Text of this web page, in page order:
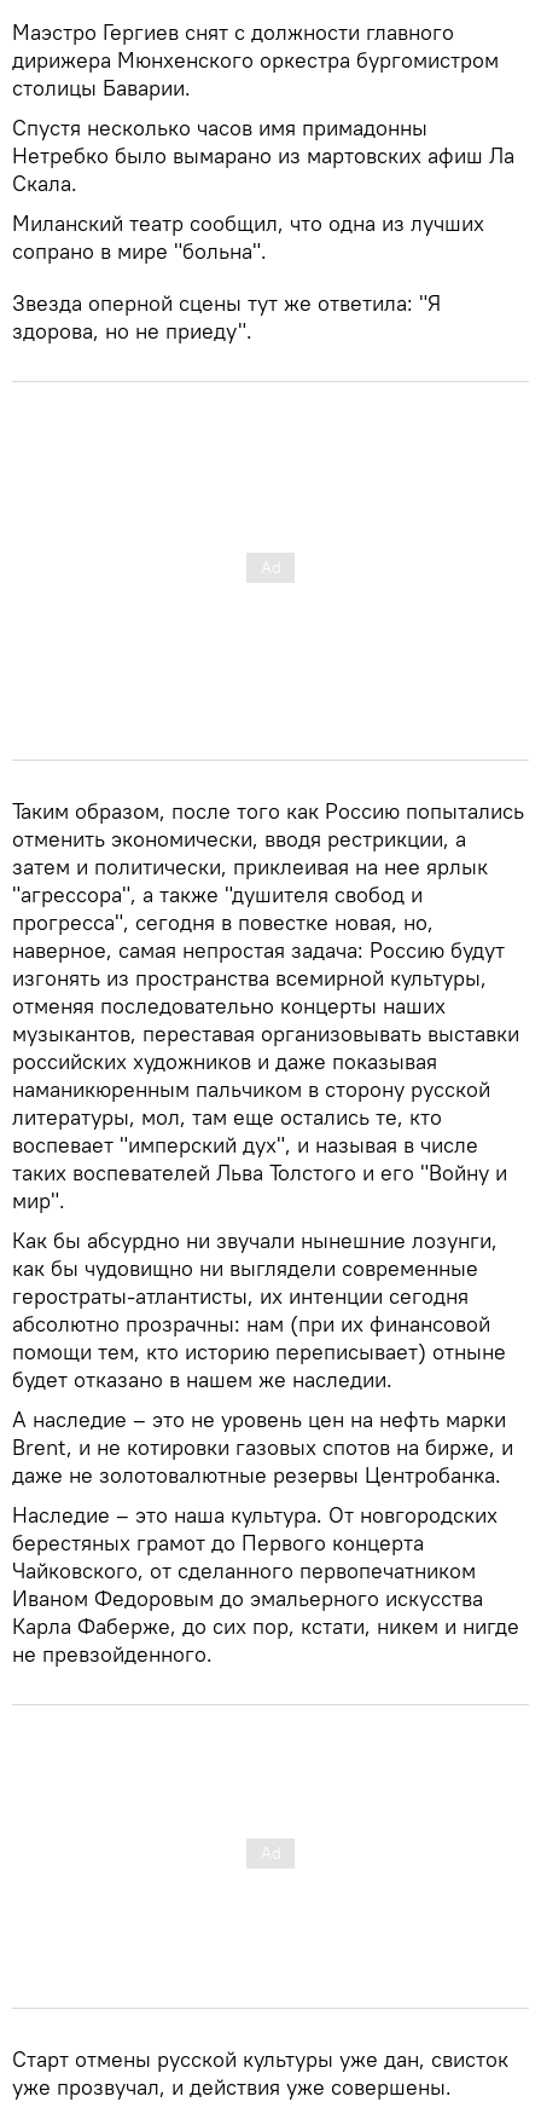
Маэстро Гергиев снят с должности главного
дирижера Мюнхенского оркестра бургомистром
столицы Баварии.
Спустя несколько часов имя примадонны
Нетребко было вымарано из мартовских афиш Ла
Скала.
Миланский театр сообщил, что одна из лучших
сопрано в мире "больна".
Звезда оперной сцены тут же ответила: "Я
здорова, но не приеду".
Таким образом, после того как Россию попытались
отменить экономически, вводя рестрикции, а
затем и политически, приклеивая на нее ярлык
"агрессора", а также "душителя свобод и
прогресса", сегодня в повестке новая, но,
наверное, самая непростая задача: Россию будут
изгонять из пространства всемирной культуры,
отменяя последовательно концерты наших
музыкантов, переставая организовывать выставки
российских художников и даже показывая
наманикюренным пальчиком в сторону русской
литературы, мол, там еще остались те, кто
воспевает "имперский дух", и называя в числе
таких воспевателей Льва Толстого и его "Войну и
мир".
Как бы абсурдно ни звучали нынешние лозунги,
как бы чудовищно ни выглядели современные
геростраты-атлантисты, их интенции сегодня
абсолютно прозрачны: нам (при их финансовой
помощи тем, кто историю переписывает) отныне
будет отказано в нашем же наследии.
А наследие – это не уровень цен на нефть марки
Brent, и не котировки газовых спотов на бирже, и
даже не золотовалютные резервы Центробанка.
Наследие – это наша культура. От новгородских
берестяных грамот до Первого концерта
Чайковского, от сделанного первопечатником
Иваном Федоровым до эмальерного искусства
Карла Фаберже, до сих пор, кстати, никем и нигде
не превзойденного.
Старт отмены русской культуры уже дан, свисток
уже прозвучал, и действия уже совершены.